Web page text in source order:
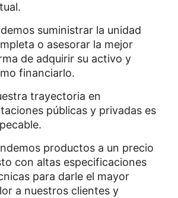
suministrar la unidad
o asesorar la mejor
de adquirir su activo y
financiarlo.
trayectoria en
públicas y privadas es
productos a un precio
con altas especificaciones
para darle el mayor
a nuestros clientes y